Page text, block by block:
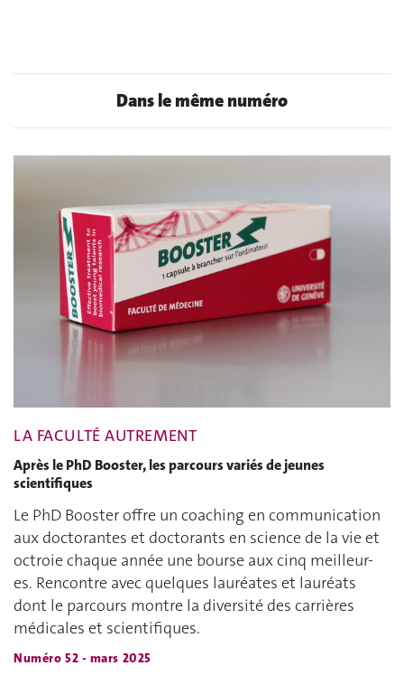
Dans le même numéro
LA FACULTÉ AUTREMENT
Après le PhD Booster, les parcours variés de jeunes
scientifiques
Le PhD Booster offre un coaching en communication
aux doctorantes et doctorants en science de la vie et
octroie chaque année une bourse aux cinq meilleur-
es. Rencontre avec quelques lauréates et lauréats
dont le parcours montre la diversité des carrières
médicales et scientifiques.
Numéro 52 - mars 2025